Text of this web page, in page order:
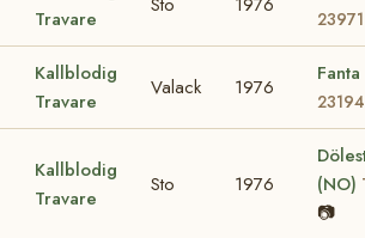
Travare
23971
Kallblodig
Travare
Valack 1976
23194
Kallblodig
Travare
Sto 1976
(NO)
📷